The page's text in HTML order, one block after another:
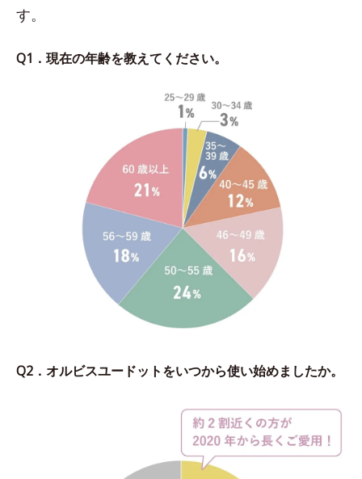
す。
Q1．現在の年齢を教えてください。
Q2．オルビスユードットをいつから使い始めましたか。